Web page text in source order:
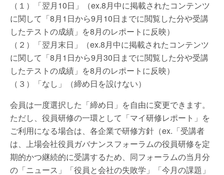
（１）「翌月10日」（ex.8月中に掲載されたコンテンツ
に関して「8月1日から9月10日までに閲覧した分や受講
したテストの成績」を8月のレポートに反映）
（２）「翌月末日」（ex.8月中に掲載されたコンテンツ
に関して「8月1日から9月30日までに閲覧した分や受講
したテストの成績」を8月のレポートに反映）
（３）「なし」（締め日を設けない）
会員は一度選択した「締め日」を自由に変更できます。
ただし、役員研修の一環として「マイ研修レポート」を
ご利用になる場合は、各企業で研修方針（ex.「受講者
は、上場会社役員ガバナンスフォーラムの役員研修を定
期的かつ継続的に受講するため、同フォーラムの当月分
の「ニュース」「役員と会社の失敗学」「今月の課題」